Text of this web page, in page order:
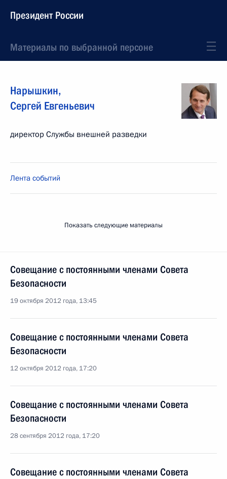
Президент России
Материалы по выбранной персоне
Нарышкин,
Сергей Евгеньевич
директор Службы внешней разведки
Лента событий
Показать следующие материалы
Совещание с постоянными членами Совета
Безопасности
19 октября 2012 года, 13:45
Совещание с постоянными членами Совета
Безопасности
12 октября 2012 года, 17:20
Совещание с постоянными членами Совета
Безопасности
28 сентября 2012 года, 17:20
Совещание с постоянными членами Совета